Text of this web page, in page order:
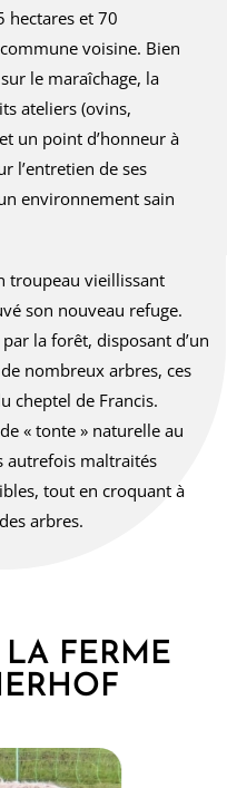
hectares et 70
voisine. Bien
le maraîchage, la
ateliers (ovins,
un point d’honneur à
l’entretien de ses
environnement sain
troupeau vieillissant
son nouveau refuge.
la forêt, disposant d’un
nombreux arbres, ces
cheptel de Francis.
« tonte » naturelle au
autrefois maltraités
tout en croquant à
arbres.
FERME